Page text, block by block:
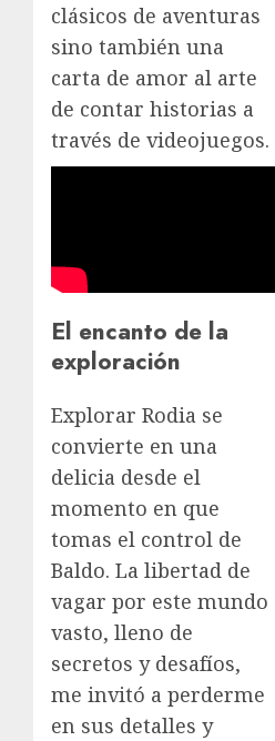
clásicos de aventuras
sino también una
carta de amor al arte
de contar historias a
través de videojuegos.
El encanto de la
exploración
Explorar Rodia se
convierte en una
delicia desde el
momento en que
tomas el control de
Baldo. La libertad de
vagar por este mundo
vasto, lleno de
secretos y desafíos,
me invitó a perderme
en sus detalles y